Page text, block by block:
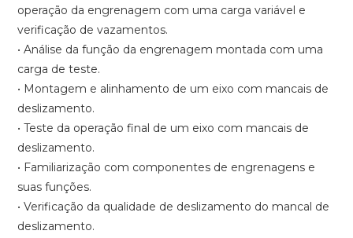
operação da engrenagem com uma carga variável e
verificação de vazamentos.
• Análise da função da engrenagem montada com uma
carga de teste.
• Montagem e alinhamento de um eixo com mancais de
deslizamento.
• Teste da operação final de um eixo com mancais de
deslizamento.
• Familiarização com componentes de engrenagens e
suas funções.
• Verificação da qualidade de deslizamento do mancal de
deslizamento.